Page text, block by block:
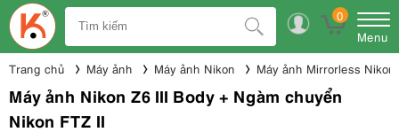
0
Menu
Trang chủ Máy ảnh Máy ảnh Nikon Máy ảnh Mirrorless Nikon
Máy ảnh Nikon Z6 III Body + Ngàm chuyển
Nikon FTZ II